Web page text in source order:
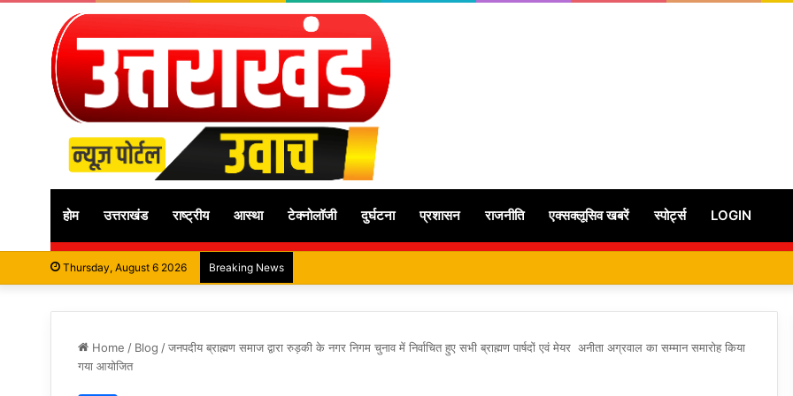
होम उत्तराखंड राष्ट्रीय आस्था टेक्नोलॉजी दुर्घटना प्रशासन राजनीति एक्सक्लूसिव खबरें स्पोर्ट्स LOGIN
Thursday, August 6 2026 Breaking News
Home / Blog /जनपदीय ब्राह्मण समाज द्वारा रुड़की के नगर निगम चुनाव में निर्वाचित हुए सभी ब्राह्मण पार्षदों एवं मेयर अनीता अग्रवाल का सम्मान समारोह किया
गया आयोजित